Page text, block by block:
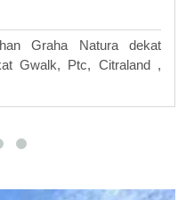
Graha Natura dekat
Gwalk, Ptc, Citraland ,